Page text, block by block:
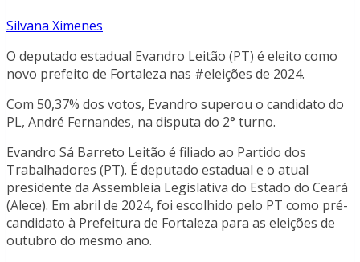
Silvana Ximenes
O deputado estadual Evandro Leitão (PT) é eleito como
novo prefeito de Fortaleza nas #eleições de 2024.
Com 50,37% dos votos, Evandro superou o candidato do
PL, André Fernandes, na disputa do 2° turno.
Evandro Sá Barreto Leitão é filiado ao Partido dos
Trabalhadores (PT). É deputado estadual e o atual
presidente da Assembleia Legislativa do Estado do Ceará
(Alece). Em abril de 2024, foi escolhido pelo PT como pré-
candidato à Prefeitura de Fortaleza para as eleições de
outubro do mesmo ano.